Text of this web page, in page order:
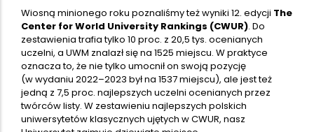
Wiosną minionego roku poznaliśmy też wyniki 12. edycji The
Center for World University Rankings (CWUR). Do
zestawienia trafia tylko 10 proc. z 20,5 tys. ocenianych
uczelni, a UWM znalazł się na 1525 miejscu. W praktyce
oznacza to, że nie tylko umocnił on swoją pozycję
(w wydaniu 2022–2023 był na 1537 miejscu), ale jest też
jedną z 7,5 proc. najlepszych uczelni ocenianych przez
twórców listy. W zestawieniu najlepszych polskich
uniwersytetów klasycznych ujętych w CWUR, nasz